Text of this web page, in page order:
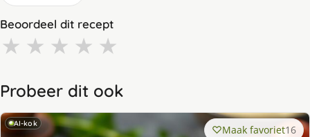
Beoordeel dit recept
★ ★ ★ ★ ★
Probeer dit ook
AI-kok Maak favoriet16